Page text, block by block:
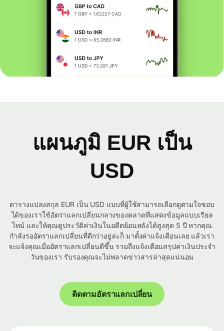
แผนภูมิ EUR เป็น
USD
ตารางแปลงสกุล EUR เป็น USD แบบที่ผู้ใช้สามารถเลือกดูตามใจชอบ
ได้ของเราใช้อัตราแลกเปลี่ยนกลางของตลาดที่แสดงข้อมูลแบบเรียล
ไทม์ และให้คุณดูประวัติค่าเงินในอดีตย้อนหลังได้สูงสุด 5 ปี หากคุณ
กำลังรออัตราแลกเปลี่ยนที่ดีกว่าอยู่ล่ะก็ มาตั้งค่าแจ้งเตือนเลย แล้วเรา
จะแจ้งคุณเมื่ออัตราแลกเปลี่ยนดีขึ้น รวมถึงแจ้งเตือนสรุปค่าเงินประจำ
วันของเรา รับรองคุณจะไม่พลาดข่าวสารล่าสุดแน่นอน
ติดตามอัตราแลกเปลี่ยน